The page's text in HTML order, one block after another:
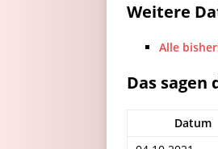
Weitere
Alle
Das sagen
Datum